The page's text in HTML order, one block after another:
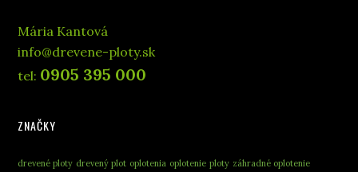
Mária Kantová
info@drevene-ploty.sk
tel: 0905 395 000
ZNAČKY
drevené ploty drevený plot oplotenia oplotenie ploty záhradné oplotenie